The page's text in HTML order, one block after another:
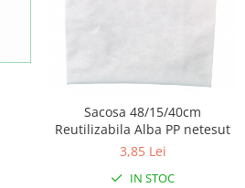
Sacosa 48/15/40cm
Reutilizabila Alba PP netesut
3,85 Lei
IN STOC